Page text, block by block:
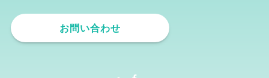
お問い合わせ